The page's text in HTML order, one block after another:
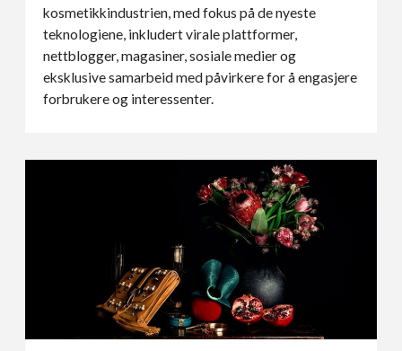
kosmetikkindustrien, med fokus på de nyeste
teknologiene, inkludert virale plattformer,
nettblogger, magasiner, sosiale medier og
eksklusive samarbeid med påvirkere for å engasjere
forbrukere og interessenter.